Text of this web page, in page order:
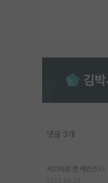
댓글 3개
시끄러운 존 케인즈